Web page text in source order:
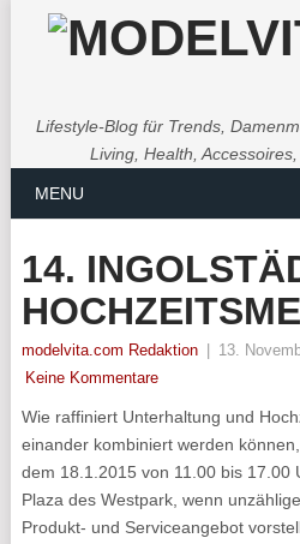
Lifestyle-Blog für Trends,
Living, Health, Accessoires,
MENU
14.
modelvita.com Redaktion 13.
Keine Kommentare
Wie raffiniert Unterhaltung und
einander kombiniert werden
dem 18.1.2015 von 11.00 bis 17.00
Plaza des Westpark, wenn
Produkt- und Serviceangebot